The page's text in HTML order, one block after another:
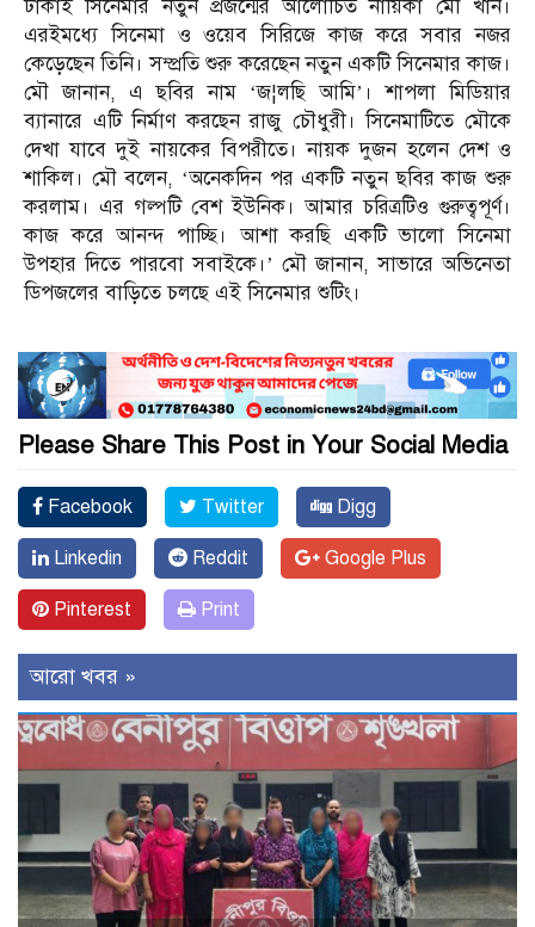
ঢাকাই সিনেমার নতুন প্রজন্মের আলোচিত নায়িকা মৌ খান।
এরইমধ্যে সিনেমা ও ওয়েব সিরিজে কাজ করে সবার নজর
কেড়েছেন তিনি। সম্প্রতি শুরু করেছেন নতুন একটি সিনেমার কাজ।
মৌ জানান, এ ছবির নাম ‘জ¦লছি আমি’। শাপলা মিডিয়ার
ব্যানারে এটি নির্মাণ করছেন রাজু চৌধুরী। সিনেমাটিতে মৌকে
দেখা যাবে দুই নায়কের বিপরীতে। নায়ক দুজন হলেন দেশ ও
শাকিল। মৌ বলেন, ‘অনেকদিন পর একটি নতুন ছবির কাজ শুরু
করলাম। এর গল্পটি বেশ ইউনিক। আমার চরিত্রটিও গুরুত্বপূর্ণ।
কাজ করে আনন্দ পাচ্ছি। আশা করছি একটি ভালো সিনেমা
উপহার দিতে পারবো সবাইকে।’ মৌ জানান, সাভারে অভিনেতা
ডিপজলের বাড়িতে চলছে এই সিনেমার শুটিং।
Please Share This Post in Your Social Media
Facebook Twitter Digg
Linkedin Reddit Google Plus
Pinterest Print
আরো খবর »